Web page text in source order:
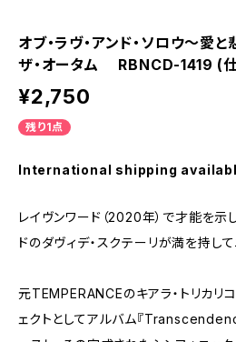
オブ・ラヴ・アンド・ソロウ～愛と
ザ・オータム RBNCD-1419 (
¥2,750
残り1点
International shipping
レイヴンワード（2020年）で才能を
ドのダヴィデ・スクテーリが満を持して
元TEMPERANCEのキアラ・トリカリ
ェクトとしてアルバム『